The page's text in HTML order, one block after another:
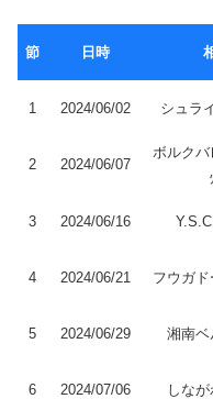
節 日時
1 2024/06/02 シュラ
2 2024/06/07
ボルク
3 2024/06/16
4 2024/06/21 フウガ
5 2024/06/29 湘南ベ
6 2024/07/06 しな